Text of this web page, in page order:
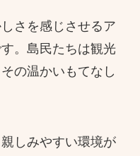
さを感じさせるア
。島民たちは観光
の温かいもてなし
しみやすい環境が